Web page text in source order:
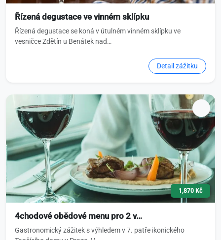
Řízená degustace ve vinném sklípku
Řízená degustace se koná v útulném vinném sklípku ve
vesničce Zdětín u Benátek nad…
Detail zážitku
1,870 Kč
4chodové obědové menu pro 2 v…
Gastronomický zážitek s výhledem v 7. patře ikonického